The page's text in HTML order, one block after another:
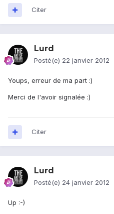
Citer
Lurd
Posté(e) 22 janvier 2012
Youps, erreur de ma part :)
Merci de l'avoir signalée :)
Citer
Lurd
Posté(e) 24 janvier 2012
Up :-)